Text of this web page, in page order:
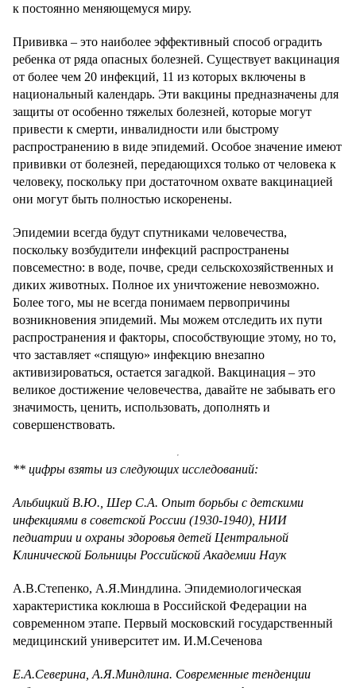
к постоянно меняющемуся миру.
Прививка – это наиболее эффективный способ оградить
ребенка от ряда опасных болезней. Существует вакцинация
от более чем 20 инфекций, 11 из которых включены в
национальный календарь. Эти вакцины предназначены для
защиты от особенно тяжелых болезней, которые могут
привести к смерти, инвалидности или быстрому
распространению в виде эпидемий. Особое значение имеют
прививки от болезней, передающихся только от человека к
человеку, поскольку при достаточном охвате вакцинацией
они могут быть полностью искоренены.
Эпидемии всегда будут спутниками человечества,
поскольку возбудители инфекций распространены
повсеместно: в воде, почве, среди сельскохозяйственных и
диких животных. Полное их уничтожение невозможно.
Более того, мы не всегда понимаем первопричины
возникновения эпидемий. Мы можем отследить их пути
распространения и факторы, способствующие этому, но то,
что заставляет «спящую» инфекцию внезапно
активизироваться, остается загадкой. Вакцинация – это
великое достижение человечества, давайте не забывать его
значимость, ценить, использовать, дополнять и
совершенствовать.
** цифры взяты из следующих исследований:
Альбицкий В.Ю., Шер С.А. Опыт борьбы с детскими
инфекциями в советской России (1930-1940), НИИ
педиатрии и охраны здоровья детей Центральной
Клинической Больницы Российской Академии Наук
А.В.Степенко, А.Я.Миндлина. Эпидемиологическая
характеристика коклюша в Российской Федерации на
современном этапе. Первый московский государственный
медицинский университет им. И.М.Сеченова
Е.А.Северина, А.Я.Миндлина. Современные тенденции